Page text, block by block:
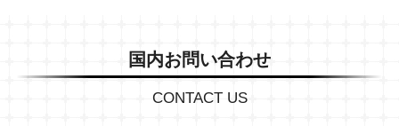
国内お問い合わせ
CONTACT US